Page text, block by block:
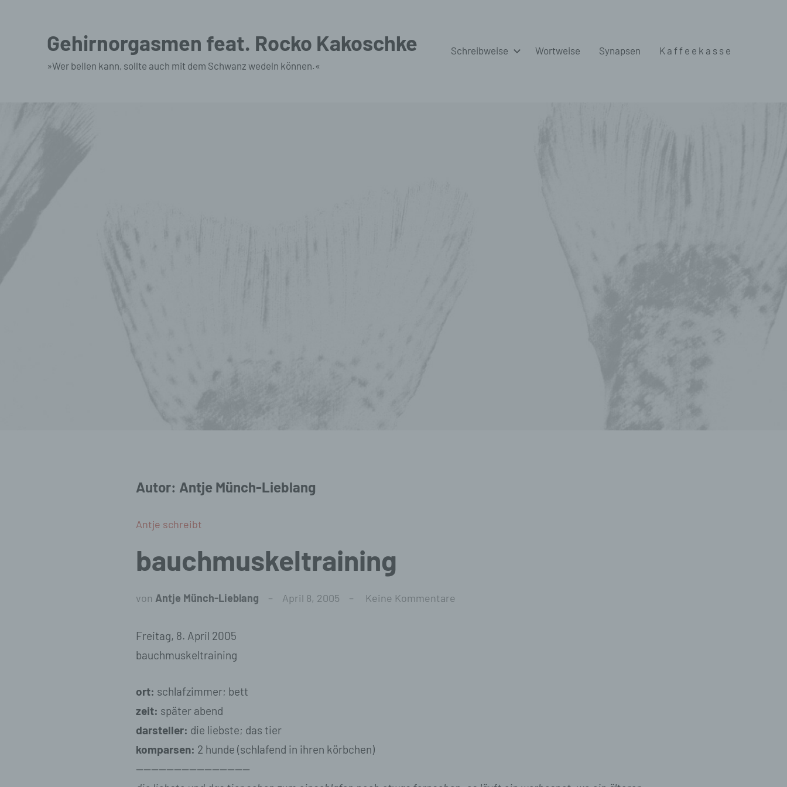
Gehirnorgasmen feat. Rocko Kakoschke
»Wer bellen kann, sollte auch mit dem Schwanz wedeln können.«
Schreibweise Wortweise Synapsen K a f f e e k a s s e
Autor: Antje Münch-Lieblang
Antje schreibt
bauchmuskeltraining
von Antje Münch-Lieblang April 8, 2005 Keine Kommentare
Freitag, 8. April 2005
bauchmuskeltraining
ort: schlafzimmer; bett
zeit: später abend
darsteller: die liebste; das tier
komparsen: 2 hunde (schlafend in ihren körbchen)
———————————————